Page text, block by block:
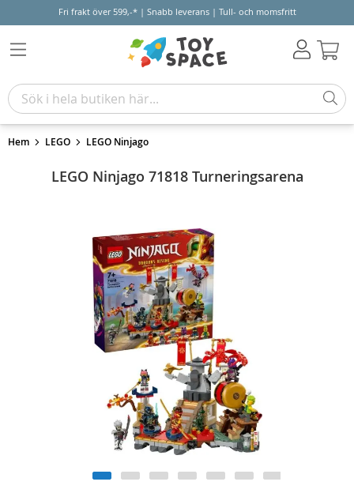
Fri frakt över 599,-* | Snabb leverans | Tull- och momsfritt
Hem LEGO LEGO Ninjago
LEGO Ninjago 71818 Turneringsarena